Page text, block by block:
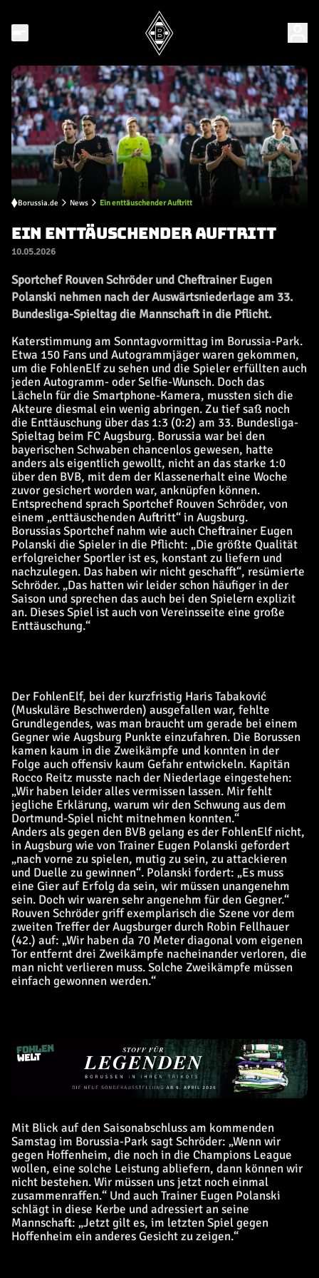
Borussia.de News Ein enttäuschender Auftritt
EIN ENTTÄUSCHENDER AUFTRITT
10.05.2026
Sportchef Rouven Schröder und Cheftrainer Eugen
Polanski nehmen nach der Auswärtsniederlage am 33.
Bundesliga-Spieltag die Mannschaft in die Pflicht.
Katerstimmung am Sonntagvormittag im Borussia-Park.
Etwa 150 Fans und Autogrammjäger waren gekommen,
um die FohlenElf zu sehen und die Spieler erfüllten auch
jeden Autogramm- oder Selfie-Wunsch. Doch das
Lächeln für die Smartphone-Kamera, mussten sich die
Akteure diesmal ein wenig abringen. Zu tief saß noch
die Enttäuschung über das 1:3 (0:2) am 33. Bundesliga-
Spieltag beim FC Augsburg. Borussia war bei den
bayerischen Schwaben chancenlos gewesen, hatte
anders als eigentlich gewollt, nicht an das starke 1:0
über den BVB, mit dem der Klassenerhalt eine Woche
zuvor gesichert worden war, anknüpfen können.
Entsprechend sprach Sportchef Rouven Schröder, von
einem „enttäuschenden Auftritt“ in Augsburg.
Borussias Sportchef nahm wie auch Cheftrainer Eugen
Polanski die Spieler in die Pflicht: „Die größte Qualität
erfolgreicher Sportler ist es, konstant zu liefern und
nachzulegen. Das haben wir nicht geschafft“, resümierte
Schröder. „Das hatten wir leider schon häufiger in der
Saison und sprechen das auch bei den Spielern explizit
an. Dieses Spiel ist auch von Vereinsseite eine große
Enttäuschung.“
Der FohlenElf, bei der kurzfristig Haris Tabaković
(Muskuläre Beschwerden) ausgefallen war, fehlte
Grundlegendes, was man braucht um gerade bei einem
Gegner wie Augsburg Punkte einzufahren. Die Borussen
kamen kaum in die Zweikämpfe und konnten in der
Folge auch offensiv kaum Gefahr entwickeln. Kapitän
Rocco Reitz musste nach der Niederlage eingestehen:
„Wir haben leider alles vermissen lassen. Mir fehlt
jegliche Erklärung, warum wir den Schwung aus dem
Dortmund-Spiel nicht mitnehmen konnten.“
Anders als gegen den BVB gelang es der FohlenElf nicht,
in Augsburg wie von Trainer Eugen Polanski gefordert
„nach vorne zu spielen, mutig zu sein, zu attackieren
und Duelle zu gewinnen“. Polanski fordert: „Es muss
eine Gier auf Erfolg da sein, wir müssen unangenehm
sein. Doch wir waren sehr angenehm für den Gegner.“
Rouven Schröder griff exemplarisch die Szene vor dem
zweiten Treffer der Augsburger durch Robin Fellhauer
(42.) auf: „Wir haben da 70 Meter diagonal vom eigenen
Tor entfernt drei Zweikämpfe nacheinander verloren, die
man nicht verlieren muss. Solche Zweikämpfe müssen
einfach gewonnen werden.“
Mit Blick auf den Saisonabschluss am kommenden
Samstag im Borussia-Park sagt Schröder: „Wenn wir
gegen Hoffenheim, die noch in die Champions League
wollen, eine solche Leistung abliefern, dann können wir
nicht bestehen. Wir müssen uns jetzt noch einmal
zusammenraffen.“ Und auch Trainer Eugen Polanski
schlägt in diese Kerbe und adressiert an seine
Mannschaft: „Jetzt gilt es, im letzten Spiel gegen
Hoffenheim ein anderes Gesicht zu zeigen.“